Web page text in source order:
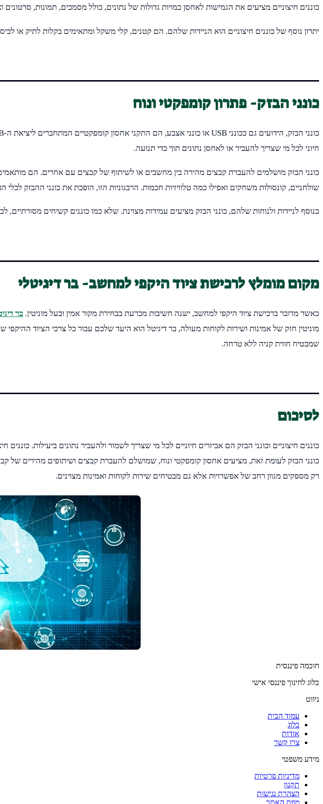
כוננים חיצוניים מציעים את הגמישות לאחסן כמויות גדולות של נתונים, כולל מסמכים, תמונות,
יתרון נוסף של כוננים חיצוניים הוא הניידות שלהם. הם קטנים, קלי משקל ומתאימים בקלות לתיק
כונני הבזק- פתרון קומפקטי ונוח
חיוני לכל מי שצריך להעביר או לאחסן נתונים תוך כדי תנועה.
שולחניים, קונסולות משחקים ואפילו כמה טלוויזיות חכמות. הרבגוניות הזו, הופכת את כונני ההבזק
בנוסף לניידות ולנוחות שלהם, כונני הבזק מציעים עמידות מצוינת. שלא כמו כוננים קשיחים מסורתיים,
מקום מומלץ לרכישת ציוד היקפי למחשב- בר דיגיטלי
כאשר מדובר ברכישת ציוד היקפי למחשב, ישנה חשיבות מכרעת בבחירת מקור אמין ובעל מוניטין. בר
מוניטין חזק של אמינות ושירות לקוחות מעולה, בר דיגיטל הוא היעד שלכם עבור כל צרכי הציוד
שמבטיח חווית קניה ללא טרחה.
לסיכום
כוננים חיצוניים וכונני הבזק הם אביזרים חיוניים לכל מי שצריך לשמור ולהעביר נתונים ביעילות.
כונני הבזק לעומת זאת, מציעים אחסון קומפקטי ונוח, שמושלם להעברת קבצים ושיתופים מהירים
רק מספקים מגוון רחב של אפשרויות אלא גם מבטיחים שירות לקוחות ואמינות מצוינים.
חוכמה פיננסית
בלוג לחינוך פיננסי אישי
ניווט
עמוד הבית
בלוג
אודות
צרו קשר
מידע משפטי
מדיניות פרטיות
תקנון
הצהרת נגישות
מפת האתר